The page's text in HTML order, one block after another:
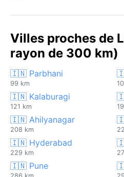
Villes proches de
rayon de 300 km)
🇮🇳 Parbhani
99 km
🇮🇳 Kalaburagi
121 km
🇮🇳 Ahilyanagar
208 km
🇮🇳 Hyderabad
229 km
🇮🇳 Pune